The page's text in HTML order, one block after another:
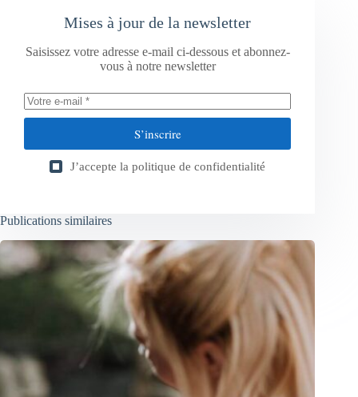
Mises à jour de la newsletter
Saisissez votre adresse e-mail ci-dessous et abonnez-
vous à notre newsletter
S’inscrire
J’accepte la politique de confidentialité
Publications similaires